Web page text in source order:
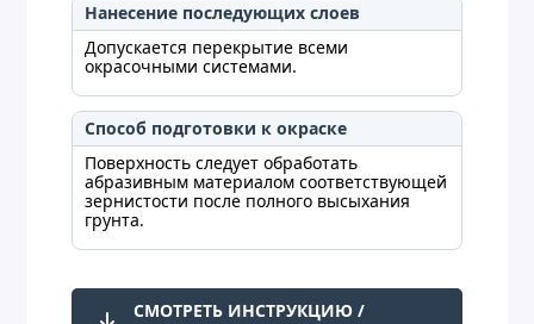
Нанесение последующих слоев
Допускается перекрытие всеми
окрасочными системами.
Способ подготовки к окраске
Поверхность следует обработать
абразивным материалом соответствующей
зернистости после полного высыхания
грунта.
СМОТРЕТЬ ИНСТРУКЦИЮ /